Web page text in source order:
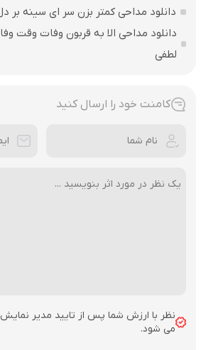
دانلود مداحی کمتر بزن سر ای سینه بر
دانلود مداحی الا به قربون وفات وقت
لطفی
کامنت خود را ارسال کنید
نظر با ارزش شما پس از تایید مدیر نمایش
می شود.